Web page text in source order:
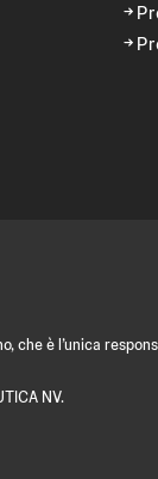
che è l’unica
NV.